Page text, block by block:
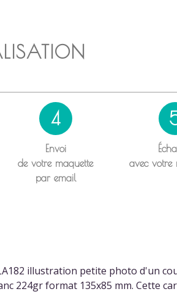
4
Envoi
de votre maquette
par email
avec votre
illustration petite photo d'un
224gr format 135x85 mm. Cette